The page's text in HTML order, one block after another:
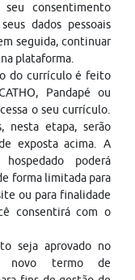
consentimento
dados pessoais
seguida, continuar
plataforma.
do currículo é feito
Pandapé ou
o seu currículo.
nesta etapa, serão
exposta acima. A
poderá
forma limitada para
ou para finalidade
consentirá com o
seja aprovado no
novo termo de